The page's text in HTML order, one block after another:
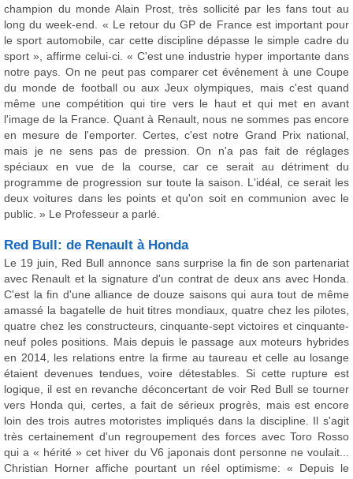
champion du monde Alain Prost, très sollicité par les fans tout au
long du week-end. « Le retour du GP de France est important pour
le sport automobile, car cette discipline dépasse le simple cadre du
sport », affirme celui-ci. « C'est une industrie hyper importante dans
notre pays. On ne peut pas comparer cet événement à une Coupe
du monde de football ou aux Jeux olympiques, mais c'est quand
même une compétition qui tire vers le haut et qui met en avant
l'image de la France. Quant à Renault, nous ne sommes pas encore
en mesure de l'emporter. Certes, c'est notre Grand Prix national,
mais je ne sens pas de pression. On n'a pas fait de réglages
spéciaux en vue de la course, car ce serait au détriment du
programme de progression sur toute la saison. L'idéal, ce serait les
deux voitures dans les points et qu'on soit en communion avec le
public. » Le Professeur a parlé.
Red Bull: de Renault à Honda
Le 19 juin, Red Bull annonce sans surprise la fin de son partenariat
avec Renault et la signature d'un contrat de deux ans avec Honda.
C'est la fin d'une alliance de douze saisons qui aura tout de même
amassé la bagatelle de huit titres mondiaux, quatre chez les pilotes,
quatre chez les constructeurs, cinquante-sept victoires et cinquante-
neuf poles positions. Mais depuis le passage aux moteurs hybrides
en 2014, les relations entre la firme au taureau et celle au losange
étaient devenues tendues, voire détestables. Si cette rupture est
logique, il est en revanche déconcertant de voir Red Bull se tourner
vers Honda qui, certes, a fait de sérieux progrès, mais est encore
loin des trois autres motoristes impliqués dans la discipline. Il s'agit
très certainement d'un regroupement des forces avec Toro Rosso
qui a « hérité » cet hiver du V6 japonais dont personne ne voulait...
Christian Horner affiche pourtant un réel optimisme: « Depuis le